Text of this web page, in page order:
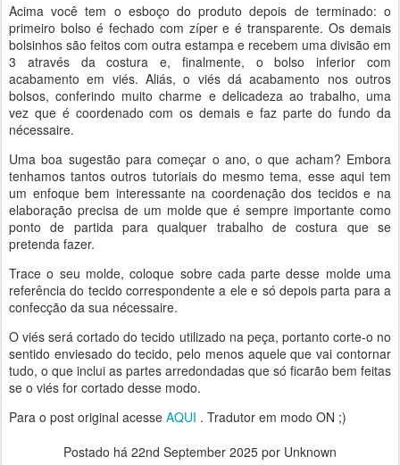
Acima você tem o esboço do produto depois de terminado: o
primeiro bolso é fechado com zíper e é transparente. Os demais
bolsinhos são feitos com outra estampa e recebem uma divisão em
3 através da costura e, finalmente, o bolso inferior com
acabamento em viés. Aliás, o viés dá acabamento nos outros
bolsos, conferindo muito charme e delicadeza ao trabalho, uma
vez que é coordenado com os demais e faz parte do fundo da
nécessaire.
Uma boa sugestão para começar o ano, o que acham? Embora
tenhamos tantos outros tutoriais do mesmo tema, esse aqui tem
um enfoque bem interessante na coordenação dos tecidos e na
elaboração precisa de um molde que é sempre importante como
ponto de partida para qualquer trabalho de costura que se
pretenda fazer.
Trace o seu molde, coloque sobre cada parte desse molde uma
referência do tecido correspondente a ele e só depois parta para a
confecção da sua nécessaire.
O viés será cortado do tecido utilizado na peça, portanto corte-o no
sentido enviesado do tecido, pelo menos aquele que vai contornar
tudo, o que inclui as partes arredondadas que só ficarão bem feitas
se o viés for cortado desse modo.
Para o post original acesse AQUI . Tradutor em modo ON ;)
Postado há 22nd September 2025 por Unknown